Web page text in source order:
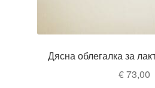
Дясна облегалка за
€73,00